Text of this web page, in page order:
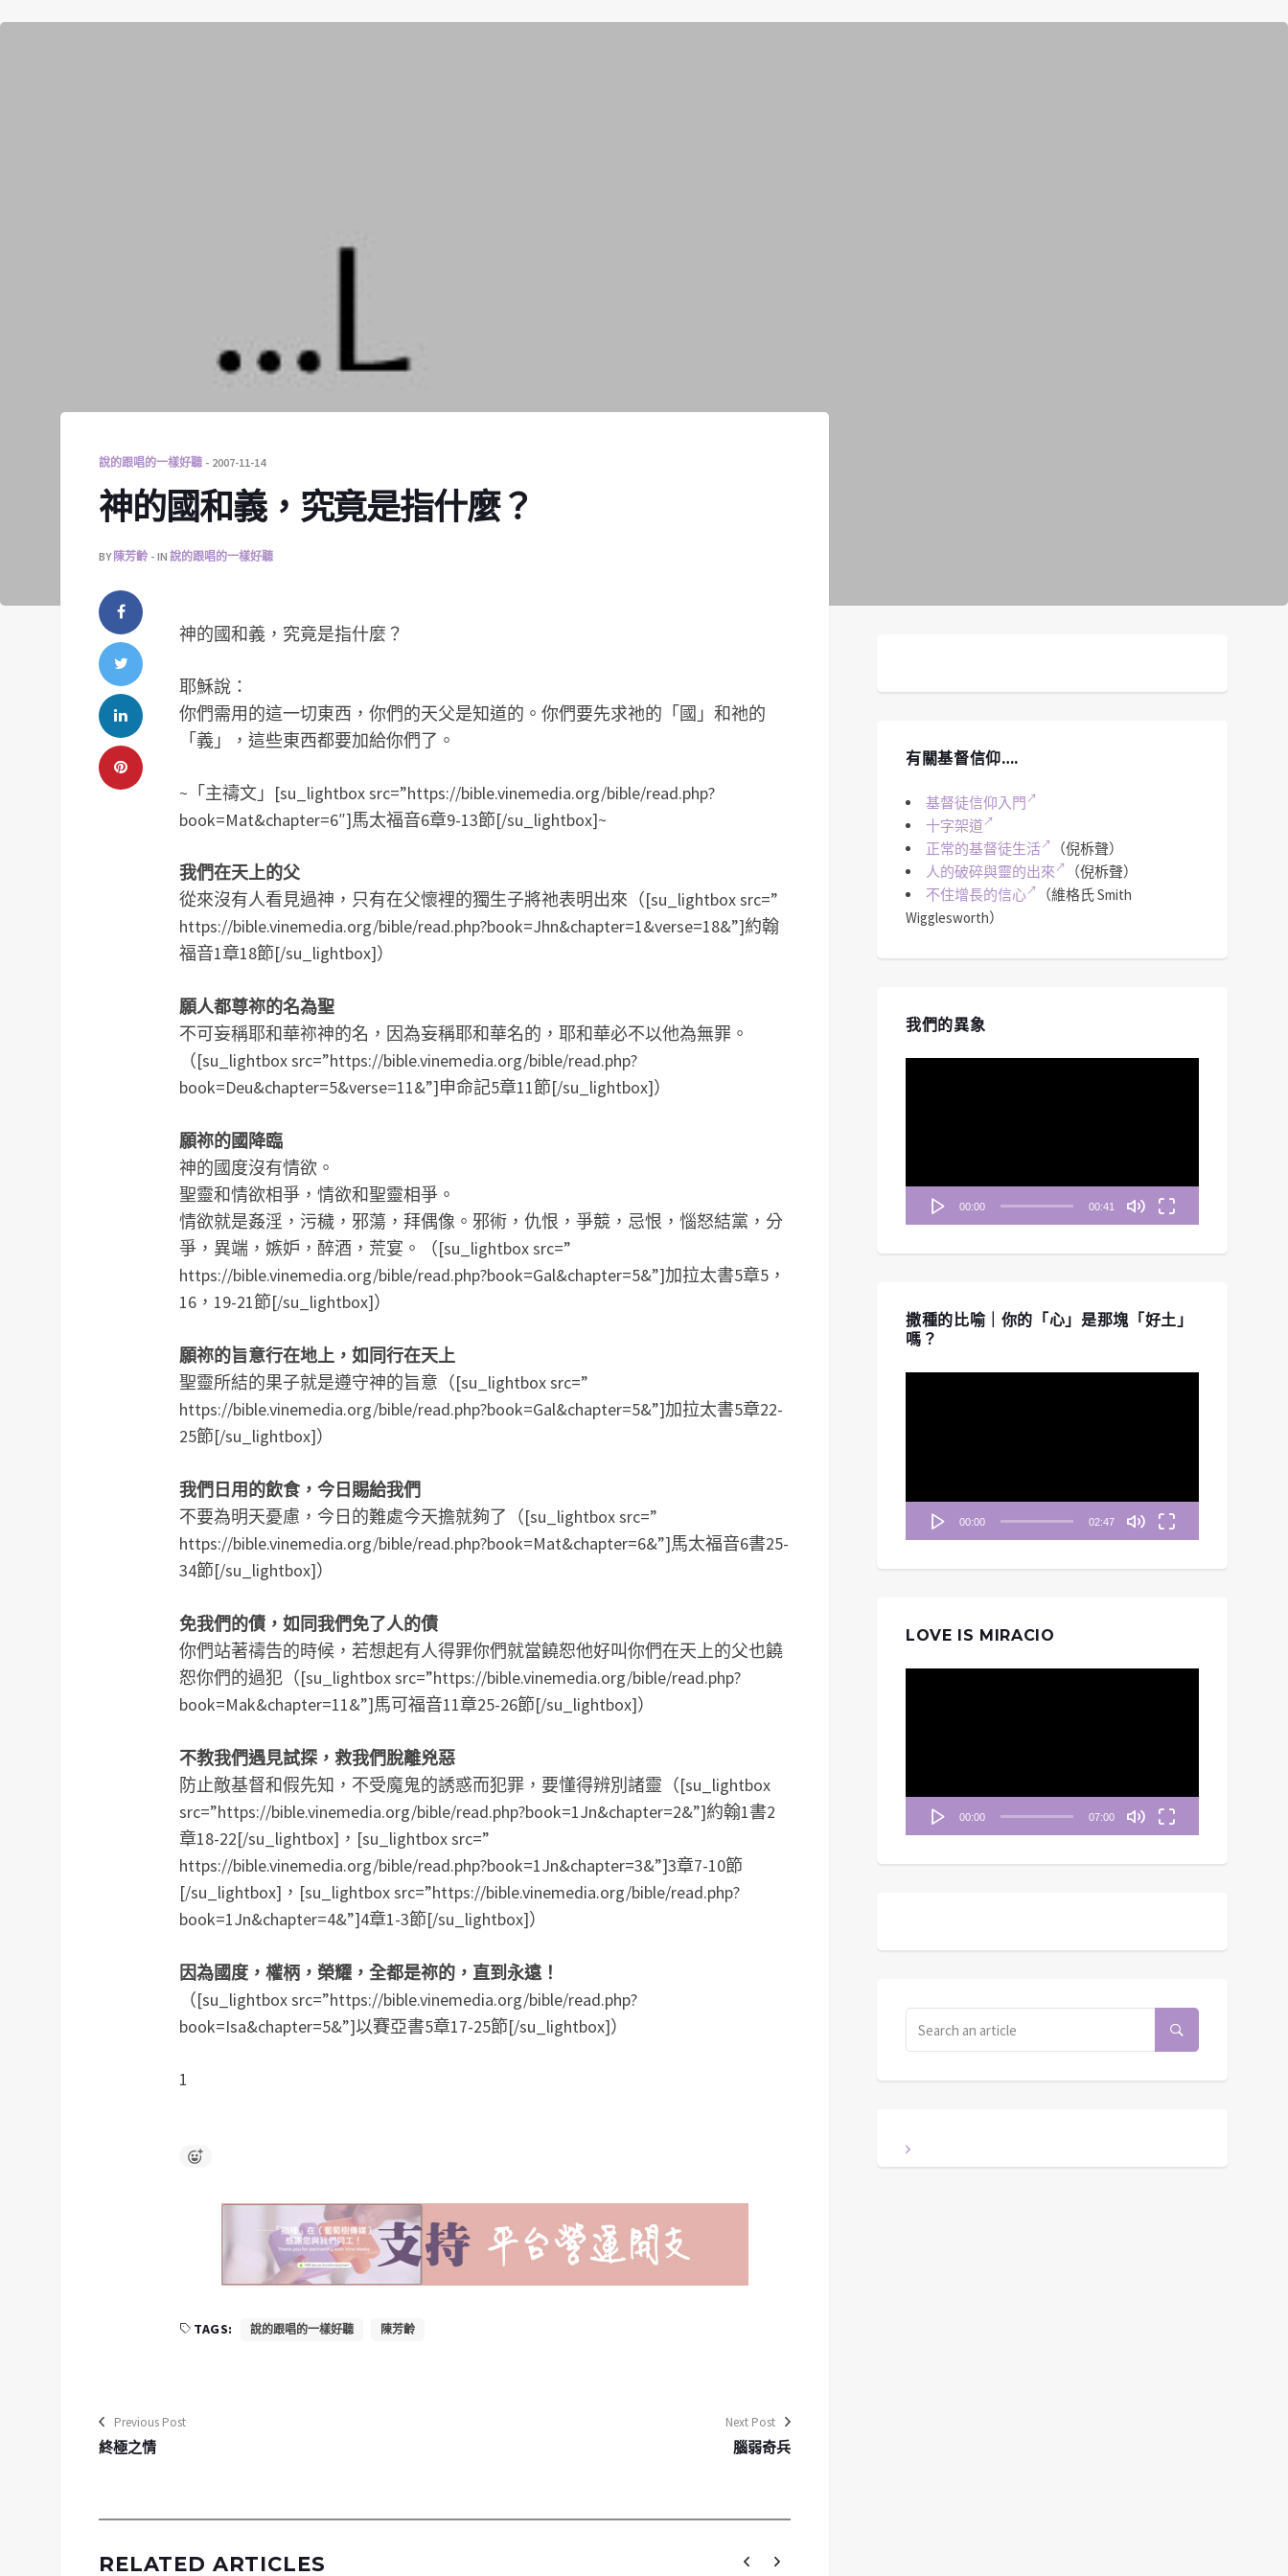
說的跟唱的一樣好聽 2007-11-14
神的國和義，究竟是指什麼？
BY 陳芳齡 IN 說的跟唱的一樣好聽
神的國和義，究竟是指什麼？
耶穌說：
你們需用的這一切東西，你們的天父是知道的。你們要先求祂的「國」和祂的
「義」，這些東西都要加給你們了。
~「主禱文」[su_lightbox src=”https://bible.vinemedia.org/bible/read.php?
book=Mat&chapter=6″]馬太福音6章9-13節[/su_lightbox]~
我們在天上的父
從來沒有人看見過神，只有在父懷裡的獨生子將祂表明出來（[su_lightbox src=”
https://bible.vinemedia.org/bible/read.php?book=Jhn&chapter=1&verse=18&”]約翰
福音1章18節[/su_lightbox]）
願人都尊祢的名為聖
不可妄稱耶和華祢神的名，因為妄稱耶和華名的，耶和華必不以他為無罪。
（[su_lightbox src=”https://bible.vinemedia.org/bible/read.php?
book=Deu&chapter=5&verse=11&”]申命記5章11節[/su_lightbox]）
願祢的國降臨
神的國度沒有情欲。
聖靈和情欲相爭，情欲和聖靈相爭。
情欲就是姦淫，污穢，邪蕩，拜偶像。邪術，仇恨，爭競，忌恨，惱怒結黨，分
爭，異端，嫉妒，醉酒，荒宴。（[su_lightbox src=”
https://bible.vinemedia.org/bible/read.php?book=Gal&chapter=5&”]加拉太書5章5，
16，19-21節[/su_lightbox]）
願祢的旨意行在地上，如同行在天上
聖靈所結的果子就是遵守神的旨意（[su_lightbox src=”
https://bible.vinemedia.org/bible/read.php?book=Gal&chapter=5&”]加拉太書5章22-
25節[/su_lightbox]）
我們日用的飲食，今日賜給我們
不要為明天憂慮，今日的難處今天擔就夠了（[su_lightbox src=”
https://bible.vinemedia.org/bible/read.php?book=Mat&chapter=6&”]馬太福音6書25-
34節[/su_lightbox]）
免我們的債，如同我們免了人的債
你們站著禱告的時候，若想起有人得罪你們就當饒恕他好叫你們在天上的父也饒
恕你們的過犯（[su_lightbox src=”https://bible.vinemedia.org/bible/read.php?
book=Mak&chapter=11&”]馬可福音11章25-26節[/su_lightbox]）
不教我們遇見試探，救我們脫離兇惡
防止敵基督和假先知，不受魔鬼的誘惑而犯罪，要懂得辨別諸靈（[su_lightbox
src=”https://bible.vinemedia.org/bible/read.php?book=1Jn&chapter=2&”]約翰1書2
章18-22[/su_lightbox]，[su_lightbox src=”
https://bible.vinemedia.org/bible/read.php?book=1Jn&chapter=3&”]3章7-10節
[/su_lightbox]，[su_lightbox src=”https://bible.vinemedia.org/bible/read.php?
book=1Jn&chapter=4&”]4章1-3節[/su_lightbox]）
因為國度，權柄，榮耀，全都是祢的，直到永遠！
（[su_lightbox src=”https://bible.vinemedia.org/bible/read.php?
book=Isa&chapter=5&”]以賽亞書5章17-25節[/su_lightbox]）
1
TAGS: 說的跟唱的一樣好聽 陳芳齡
Previous Post
終極之情
Next Post
腦弱奇兵
RELATED ARTICLES
有關基督信仰….
基督徒信仰入門
十字架道
正常的基督徒生活
（倪柝聲）
人的破碎與靈的出來
（倪柝聲）
不住增長的信心
（維格氏 Smith
Wigglesworth）
我們的異象
00:00 00:41
撒種的比喻｜你的「心」是那塊「好土」
嗎？
00:00 02:47
LOVE IS MIRACIO
00:00 07:00